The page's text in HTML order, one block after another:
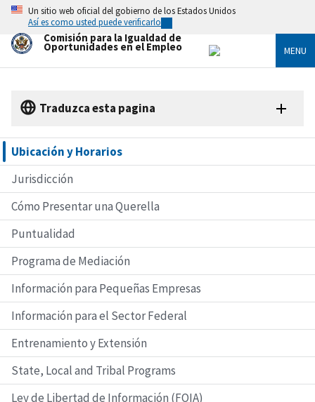
Skip
main
content
Un sitio web oficial del gobierno de los Estados Unidos
Así es como usted puede verificarlo
Comisión para la Igualdad de
Oportunidades en el Empleo MENU
Traduzca esta pagina
Ubicación y Horarios
Jurisdicción
Cómo Presentar una Querella
Puntualidad
Programa de Mediación
Información para Pequeñas Empresas
Información para el Sector Federal
Entrenamiento y Extensión
State, Local and Tribal Programs
Ley de Libertad de Información (FOIA)